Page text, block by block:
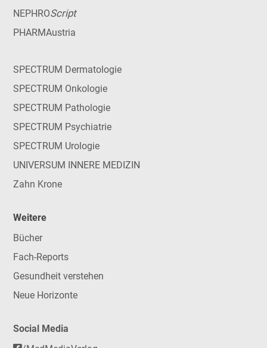
NEPHROScript
PHARMAustria
SPECTRUM Dermatologie
SPECTRUM Onkologie
SPECTRUM Pathologie
SPECTRUM Psychiatrie
SPECTRUM Urologie
UNIVERSUM INNERE MEDIZIN
Zahn Krone
Weitere
Bücher
Fach-Reports
Gesundheit verstehen
Neue Horizonte
Social Media